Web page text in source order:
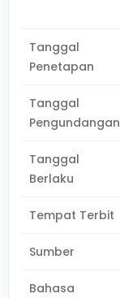
Tanggal
Penetapan
Tanggal
Pengundangan
Tanggal
Berlaku
Tempat Terbit
Sumber
Bahasa